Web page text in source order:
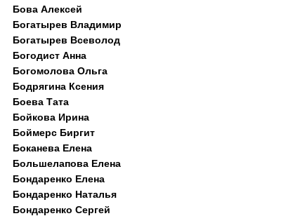
Бова Алексей
Богатырев Владимир
Богатырев Всеволод
Богодист Анна
Богомолова Ольга
Бодрягина Ксения
Боева Тата
Бойкова Ирина
Боймерс Биргит
Боканева Елена
Большелапова Елена
Бондаренко Елена
Бондаренко Наталья
Бондаренко Сергей